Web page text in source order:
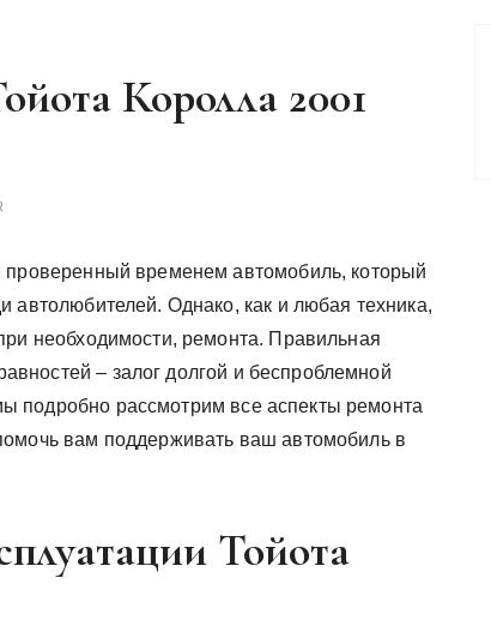
Королла 2001
временем автомобиль, который
автолюбителей. Однако, как и любая техника,
необходимости, ремонта. Правильная
– залог долгой и беспроблемной
подробно рассмотрим все аспекты ремонта
вам поддерживать ваш автомобиль в
Тойота